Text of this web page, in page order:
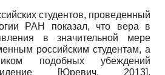
студентов, проведенный
РАН показал, что вера в
в значительной мере
российским студентам, а
подобных убеждений
[Юревич, 2013].